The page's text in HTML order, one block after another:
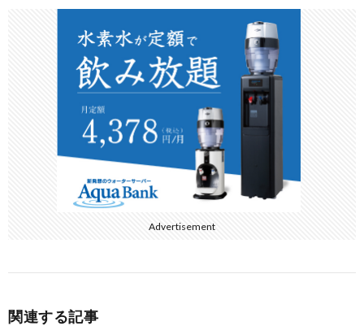
a
Advertisement
関連する記事